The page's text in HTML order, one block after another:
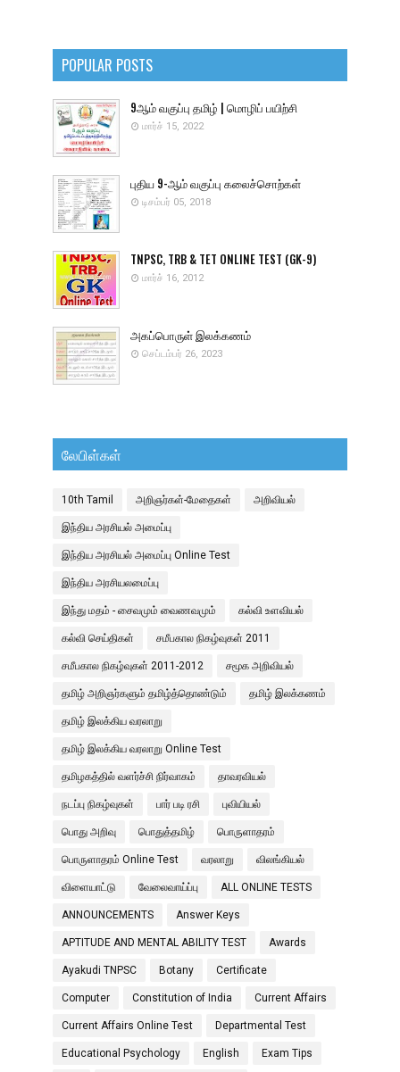
POPULAR POSTS
9ஆம் வகுப்பு தமிழ் | மொழிப் பயிற்சி
மார்ச் 15, 2022
புதிய 9-ஆம் வகுப்பு கலைச்சொற்கள்
டிசம்பர் 05, 2018
TNPSC, TRB & TET ONLINE TEST (GK-9)
மார்ச் 16, 2012
அகப்பொருள் இலக்கணம்
செப்டம்பர் 26, 2023
லேபிள்கள்
10th Tamil அறிஞர்கள்-மேதைகள் அறிவியல்
இந்திய அரசியல் அமைப்பு
இந்திய அரசியல் அமைப்பு Online Test
இந்திய அரசியலமைப்பு
இந்து மதம் - சைவமும் வைணவமும் கல்வி உளவியல்
கல்வி செய்திகள் சமீபகால நிகழ்வுகள் 2011
சமீபகால நிகழ்வுகள் 2011-2012 சமூக அறிவியல்
தமிழ் அறிஞர்களும் தமிழ்த்தொண்டும் தமிழ் இலக்கணம்
தமிழ் இலக்கிய வரலாறு
தமிழ் இலக்கிய வரலாறு Online Test
தமிழகத்தில் வளர்ச்சி நிர்வாகம் தாவரவியல்
நடப்பு நிகழ்வுகள் பார் படி ரசி புவியியல்
பொது அறிவு பொதுத்தமிழ் பொருளாதரம்
பொருளாதரம் Online Test வரலாறு விலங்கியல்
விளையாட்டு வேலைவாய்ப்பு ALL ONLINE TESTS
ANNOUNCEMENTS Answer Keys
APTITUDE AND MENTAL ABILITY TEST Awards
Ayakudi TNPSC Botany Certificate
Computer Constitution of India Current Affairs
Current Affairs Online Test Departmental Test
Educational Psychology English Exam Tips